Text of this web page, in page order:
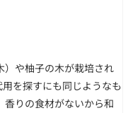
や柚子の木が栽培され
を探すにも同じようなも
りの食材がないから和